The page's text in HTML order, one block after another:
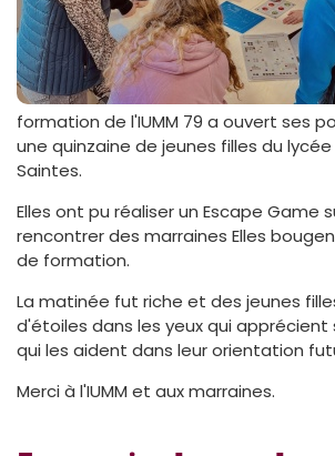
formation de l'IUMM 79 a ouvert ses
une quinzaine de jeunes filles du lycée
Saintes.
Elles ont pu réaliser un Escape Game
rencontrer des marraines Elles
de formation.
La matinée fut riche et des jeunes
d'étoiles dans les yeux qui
qui les aident dans leur orientation
Merci à l'IUMM et aux marraines.